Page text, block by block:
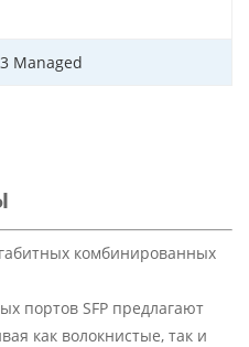
Managed
комбинированных
портов SFP предлагают
как волокнистые, так и